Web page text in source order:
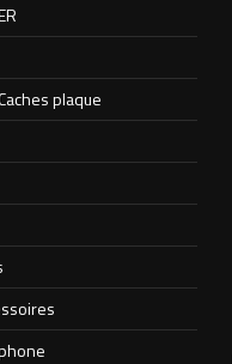
plaque